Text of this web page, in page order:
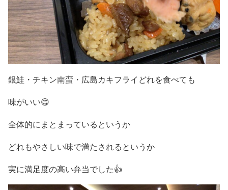
銀鮭・チキン南蛮・広島カキフライどれを食べても
味がいい😋
全体的にまとまっているというか
どれもやさしい味で満たされるというか
実に満足度の高い弁当でした👍